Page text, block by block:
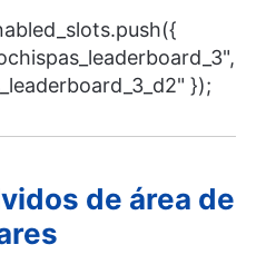
});
de área de